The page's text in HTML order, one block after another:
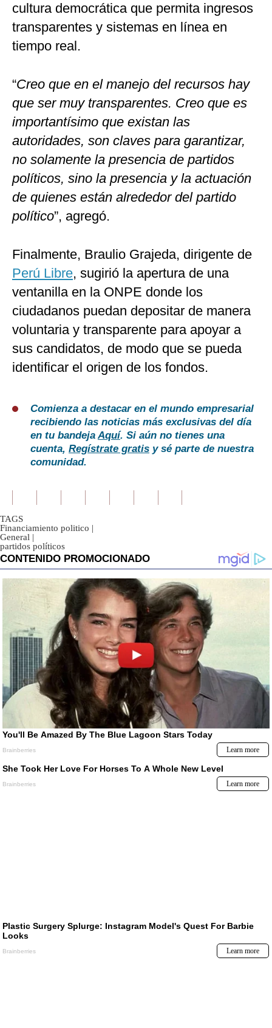
cultura democrática que permita ingresos
transparentes y sistemas en línea en
tiempo real.
“Creo que en el manejo del recursos hay
que ser muy transparentes. Creo que es
importantísimo que existan las
autoridades, son claves para garantizar,
no solamente la presencia de partidos
políticos, sino la presencia y la actuación
de quienes están alrededor del partido
político”, agregó.
Finalmente, Braulio Grajeda, dirigente de
Perú Libre, sugirió la apertura de una
ventanilla en la ONPE donde los
ciudadanos puedan depositar de manera
voluntaria y transparente para apoyar a
sus candidatos, de modo que se pueda
identificar el origen de los fondos.
Comienza a destacar en el mundo empresarial
recibiendo las noticias más exclusivas del día
en tu bandejaAquí. Si aún no tienes una
cuenta, Regístrate gratis y sé parte de nuestra
comunidad.
TAGS
Financiamiento politico |
General |
partidos políticos